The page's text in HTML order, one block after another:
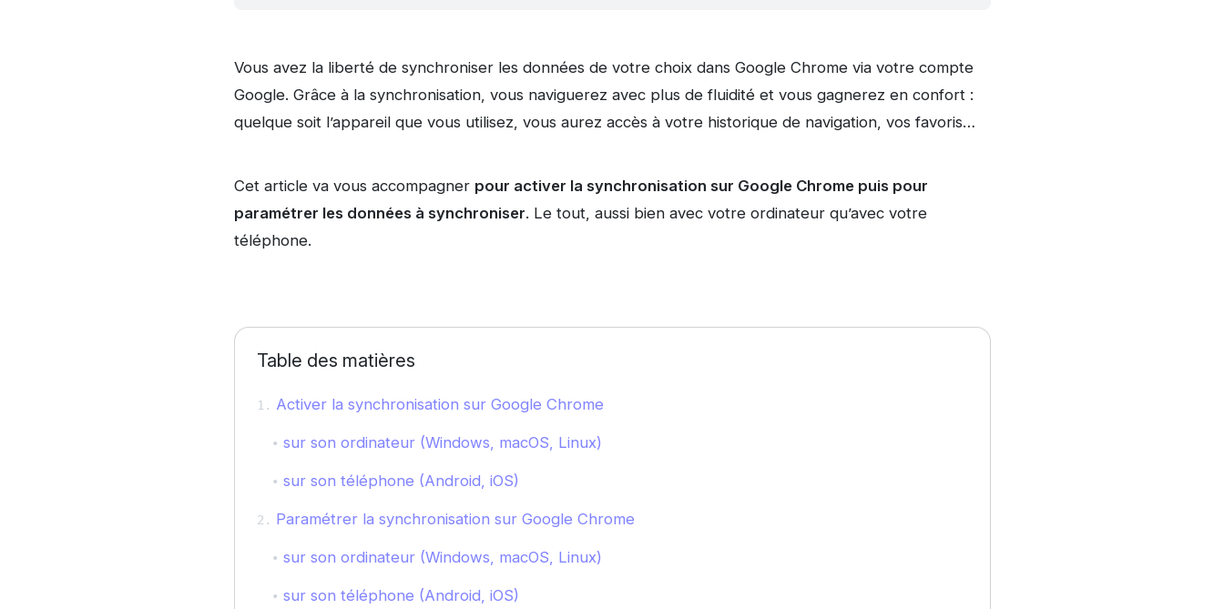
Vous avez la liberté de synchroniser les données de votre choix dans Google Chrome via votre compte
Google. Grâce à la synchronisation, vous naviguerez avec plus de fluidité et vous gagnerez en confort :
quelque soit l’appareil que vous utilisez, vous aurez accès à votre historique de navigation, vos favoris…
Cet article va vous accompagner pour activer la synchronisation sur Google Chrome puis pour
paramétrer les données à synchroniser. Le tout, aussi bien avec votre ordinateur qu’avec votre
téléphone.
Table des matières
Activer la synchronisation sur Google Chrome
sur son ordinateur (Windows, macOS, Linux)
sur son téléphone (Android, iOS)
Paramétrer la synchronisation sur Google Chrome
sur son ordinateur (Windows, macOS, Linux)
sur son téléphone (Android, iOS)